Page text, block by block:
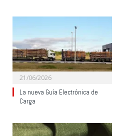
21/06/2026
La nueva Guía Electrónica de
Carga